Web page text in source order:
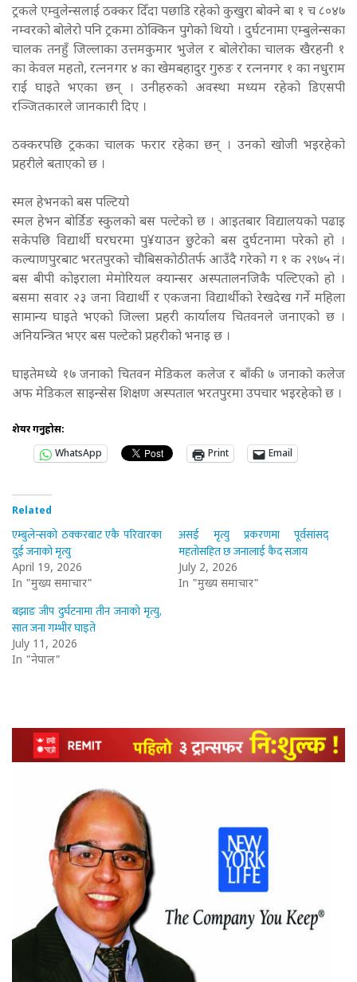
ट्रकले एम्वुलेन्सलाई ठक्कर दिँदा पछाडि रहेको कुखुरा बोक्ने बा १ च ८०४७
नम्वरको बोलेरो पनि ट्रकमा ठोक्किन पुगेको थियो । दुर्घटनामा एम्बुलेन्सका
चालक तनहुँ जिल्लाका उत्तमकुमार भुजेल र बोलेरोका चालक खैरहनी १
का केवल महतो, रत्ननगर ४ का खेमबहादुर गुरुङ र रत्ननगर १ का नधुराम
राई घाइते भएका छन् । उनीहरुको अवस्था मध्यम रहेको डिएसपी
रञ्जितकारले जानकारी दिए ।
ठक्करपछि ट्रकका चालक फरार रहेका छन् । उनको खोजी भइरहेको
प्रहरीले बताएको छ ।
स्मल हेभनको बस पल्टियो
स्मल हेभन बोर्डिङ स्कुलको बस पल्टेको छ । आइतबार विद्यालयको पढाइ
सकेपछि विद्यार्थी घरघरमा पु¥याउन छुटेको बस दुर्घटनामा परेको हो ।
कल्याणपुरबाट भरतपुरको चौबिसकोठीतर्फ आउँदै गरेको ग १ क २९७५ नं।
बस बीपी कोइराला मेमोरियल क्यान्सर अस्पतालनजिकै पल्टिएको हो ।
बसमा सवार २३ जना विद्यार्थी र एकजना विद्यार्थीको रेखदेख गर्ने महिला
सामान्य घाइते भएको जिल्ला प्रहरी कार्यालय चितवनले जनाएको छ ।
अनियन्त्रित भएर बस पल्टेको प्रहरीको भनाइ छ ।
घाइतेमध्ये १७ जनाको चितवन मेडिकल कलेज र बाँकी ७ जनाको कलेज
अफ मेडिकल साइन्सेस शिक्षण अस्पताल भरतपुरमा उपचार भइरहेको छ ।
शेयर गर्नुहोस:
WhatsApp
Print Email
Related
एम्बुलेन्सको ठक्करबाट एकै परिवारका
दुई जनाको मृत्यु
April 19, 2026
In "मुख्य समाचार"
असई मृत्यु प्रकरणमा पूर्वसांसद्
महतोसहित छ जनालाई कैद सजाय
July 2, 2026
In "मुख्य समाचार"
बझाङ जीप दुर्घटनामा तीन जनाको मृत्यु,
सात जना गम्भीर घाइते
July 11, 2026
In "नेपाल"